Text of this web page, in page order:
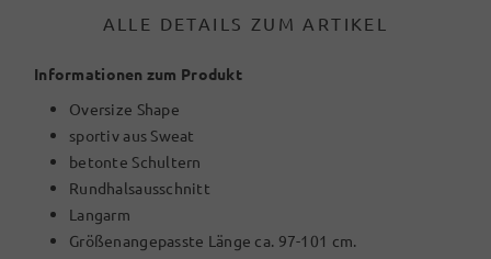
ALLE DETAILS ZUM ARTIKEL
Informationen zum Produkt
Oversize Shape
sportiv aus Sweat
betonte Schultern
Rundhalsausschnitt
Langarm
Größenangepasste Länge ca. 97-101 cm.